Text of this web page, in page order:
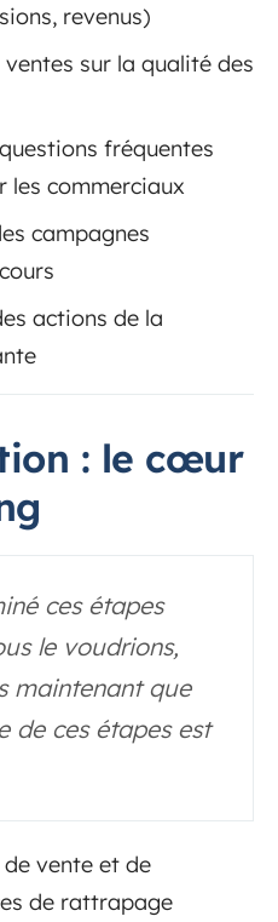
revenus)
sur la qualité des
fréquentes
les commerciaux
campagnes
actions de la
: le cœur
ces étapes
le voudrions,
maintenant que
de ces étapes est
vente et de
de rattrapage